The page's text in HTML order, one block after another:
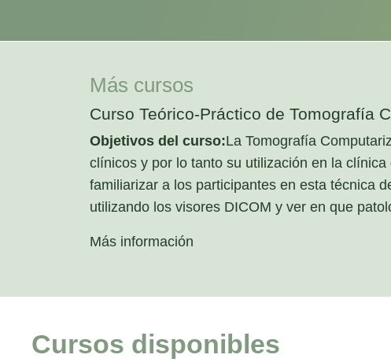
Más cursos
Curso Teórico-Práctico de Tomografía
Objetivos del curso:La Tomografía
clínicos y por lo tanto su utilización en la
familiarizar a los participantes en esta técnica
utilizando los visores DICOM y ver en que
Más información
Cursos disponibles